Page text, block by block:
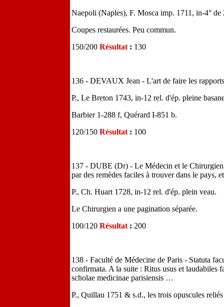
Naepoli (Naples), F. Mosca imp. 1711, in-4°
Coupes restaurées. Peu commun.
150/200 Résultat : 130
136 - DEVAUX Jean - L'art de faire les
P., Le Breton 1743, in-12 rel. d'ép. pleine
Barbier 1-288 f, Quérard I-851 b.
120/150 Résultat : 100
137 - DUBE (Dr) - Le Médecin et le Chirurgien
par des remèdes faciles à trouver dans le pays,
P., Ch. Huart 1728, in-12 rel. d'ép. plein veau.
Le Chirurgien a une pagination séparée.
100/120 Résultat : 200
138 - Faculté de Médecine de Paris - Statuta
confirmata. A la suite : Ritus usus et laudabiles
scholae medicinae parisiensis …
P., Quillau 1751 & s.d., les trois opuscules